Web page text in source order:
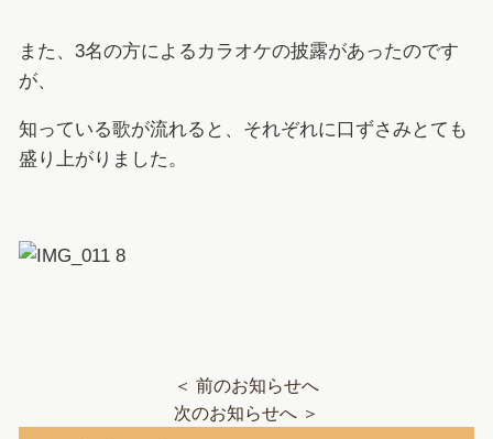
また、3名の方によるカラオケの披露があったのです
が、
知っている歌が流れると、それぞれに口ずさみとても
盛り上がりました。
＜ 前のお知らせへ
次のお知らせへ ＞